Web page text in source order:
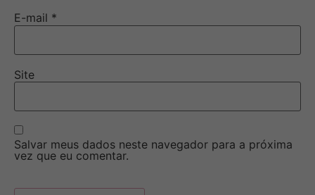
E-mail *
Site
Salvar meus dados neste navegador para a próxima
vez que eu comentar.